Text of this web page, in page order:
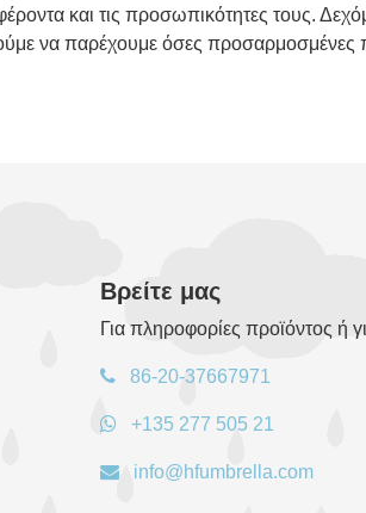
και τις προσωπικότητες τους.
να παρέχουμε όσες προσαρμοσμένες
Βρείτε μας
Για πληροφορίες προϊόντος ή
86-20-37667971
+135 277 505 21
info@hfumbrella.com